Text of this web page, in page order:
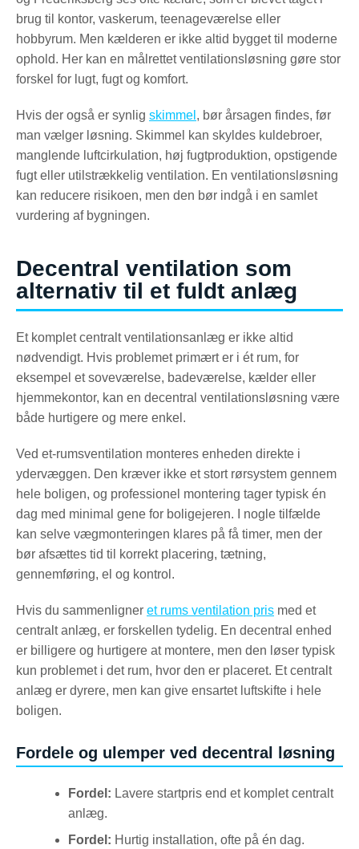
brug til kontor, vaskerum, teenageværelse eller
hobbyrum. Men kælderen er ikke altid bygget til moderne
ophold. Her kan en målrettet ventilationsløsning gøre stor
forskel for lugt, fugt og komfort.
Hvis der også er synlig skimmel , bør årsagen findes, før
man vælger løsning. Skimmel kan skyldes kuldebroer,
manglende luftcirkulation, høj fugtproduktion, opstigende
fugt eller utilstrækkelig ventilation. En ventilationsløsning
kan reducere risikoen, men den bør indgå i en samlet
vurdering af bygningen.
Decentral ventilation som
alternativ til et fuldt anlæg
Et komplet centralt ventilationsanlæg er ikke altid
nødvendigt. Hvis problemet primært er i ét rum, for
eksempel et soveværelse, badeværelse, kælder eller
hjemmekontor, kan en decentral ventilationsløsning være
både hurtigere og mere enkel.
Ved et-rumsventilation monteres enheden direkte i
ydervæggen. Den kræver ikke et stort rørsystem gennem
hele boligen, og professionel montering tager typisk én
dag med minimal gene for boligejeren. I nogle tilfælde
kan selve vægmonteringen klares på få timer, men der
bør afsættes tid til korrekt placering, tætning,
gennemføring, el og kontrol.
Hvis du sammenligner et rums ventilation pris med et
centralt anlæg, er forskellen tydelig. En decentral enhed
er billigere og hurtigere at montere, men den løser typisk
kun problemet i det rum, hvor den er placeret. Et centralt
anlæg er dyrere, men kan give ensartet luftskifte i hele
boligen.
Fordele og ulemper ved decentral løsning
Fordel: Lavere startpris end et komplet centralt
anlæg.
Fordel: Hurtig installation, ofte på én dag.